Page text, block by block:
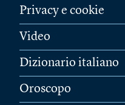
Privacy e cookie
Video
Dizionario italiano
Oroscopo